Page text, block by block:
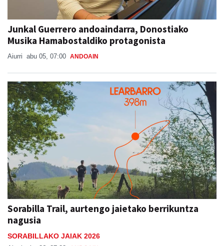
Junkal Guerrero andoaindarra, Donostiako
Musika Hamabostaldiko protagonista
Aiurri abu 05, 07:00 ANDOAIN
Sorabilla Trail, aurtengo jaietako berrikuntza
nagusia
SORABILLAKO JAIAK 2026